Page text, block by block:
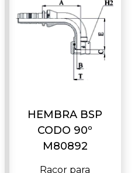
HEMBRA BSP
CODO 90º
M80892
Racor para